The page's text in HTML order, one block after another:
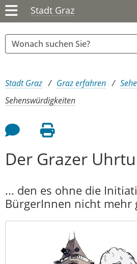
Stadt Graz
Sie sind hier:
Stadt Graz Graz erfahren
Sehenswürdigkeiten
Feedback an Autor
Seite drucken
Der Grazer
... den es ohne die
BürgerInnen nicht mehr